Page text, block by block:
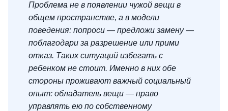
Проблема не в появлении чужой вещи в
общем пространстве, а в модели
поведения: попроси — предложи замену —
поблагодари за разрешение или прими
отказ. Таких ситуаций избегать с
ребенком не стоит. Именно в них обе
стороны проживают важный социальный
опыт: обладатель вещи — право
управлять ею по собственному